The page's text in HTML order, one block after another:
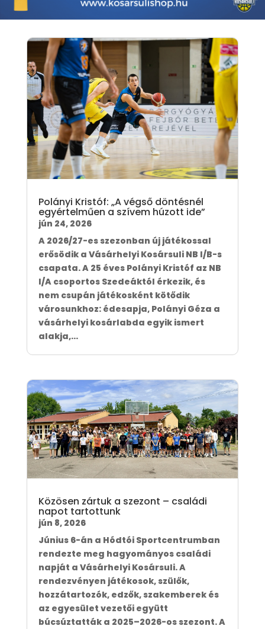
Polányi Kristóf: „A végső döntésnél
egyértelműen a szívem húzott ide”
jún 24, 2026
A 2026/27-es szezonban új játékossal
erősödik a Vásárhelyi Kosársuli NB I/B-s
csapata. A 25 éves Polányi Kristóf az NB
I/A csoportos Szedeáktól érkezik, és
nem csupán játékosként kötődik
városunkhoz: édesapja, Polányi Géza a
vásárhelyi kosárlabda egyik ismert
alakja,...
Közösen zártuk a szezont – családi
napot tartottunk
jún 8, 2026
Június 6-án a Hódtói Sportcentrumban
rendezte meg hagyományos családi
napját a Vásárhelyi Kosársuli. A
rendezvényen játékosok, szülők,
hozzátartozók, edzők, szakemberek és
az egyesület vezetői együtt
búcsúztatták a 2025–2026-os szezont. A